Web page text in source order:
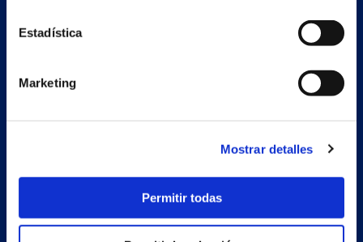
Estadística
Marketing
Mostrar detalles
Permitir todas
Estrada Porto Cabeiro, 68
Pontevedra - España